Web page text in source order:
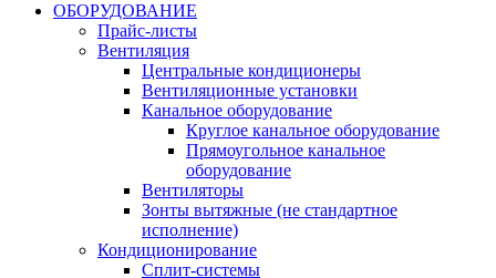
ОБОРУДОВАНИЕ
Прайс-листы
Вентиляция
Центральные кондиционеры
Вентиляционные установки
Канальное оборудование
Круглое канальное оборудование
Прямоугольное канальное
оборудование
Вентиляторы
Зонты вытяжные (не стандартное
исполнение)
Кондиционирование
Сплит-системы